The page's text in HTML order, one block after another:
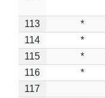
113
*
114
*
115
*
116
*
117